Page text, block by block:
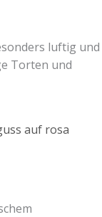
luftig und
Torten und